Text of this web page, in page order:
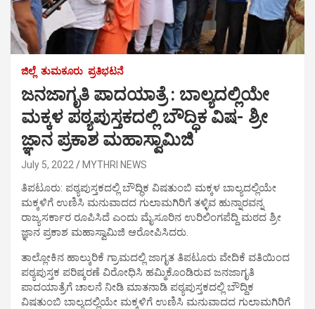
ಜಿಲ್ಲೆ ತುಮಕೂರು ಪ್ರತಿಭಟನೆ
ಜನಜಾಗೃತಿ ಪಾದಯಾತ್ರೆ : ಬಾಲ್ಯದಲ್ಲಿಯೇ
ಮಕ್ಕಳ ಪಠ್ಯಪುಸ್ತಕದಲ್ಲಿ ಬೌದ್ಧಿಕ ವಿಷ- ಶ್ರೀ
ಜ್ಞಾನ ಪ್ರಕಾಶ ಮಹಾಸ್ವಾಮಿಜಿ
July 5, 2022 MYTHRI NEWS
ತಿಪಟೂರು: ಪಠ್ಯಪುಸ್ತಕದಲ್ಲಿ ಬೌದ್ಧಿಕ ವಿಷತುಂಬಿ ಮಕ್ಕಳ ಬಾಲ್ಯದಲ್ಲಿಯೇ
ಮಕ್ಕಳಿಗೆ ಉಣಿಸಿ ಮನುವಾದದ ಗುಲಾಮಗಿರಿಗೆ ತಳ್ಳಿವ ಹುನ್ನಾರವನ್ನ
ರಾಜ್ಯಸರ್ಕಾರ ರೂಪಿಸಿದೆ ಎಂದು ಮೈಸೂರಿನ ಉರಿಲಿಂಗಪೆದ್ದಿ ಮಠದ ಶ್ರೀ
ಜ್ಞಾನ ಪ್ರಕಾಶ ಮಹಾಸ್ವಾಮಿಜಿ ಆರೋಪಿಸಿದರು.
ತಾಲ್ಲೋಕಿನ ಹಾಲ್ಕುರಿಕೆ ಗ್ರಾಮದಲ್ಲಿ ಜಾಗೃತ ತಿಪಟೂರು ವೇದಿಕೆ ವತಿಯಿಂದ
ಪಠ್ಯಪುಸ್ತಕ ಪರಿಷ್ಕರಣೆ ವಿರೋಧಿಸಿ ಹಮ್ಮಿಕೊಂಡಿರುವ ಜನಜಾಗೃತಿ
ಪಾದಯಾತ್ರೆಗೆ ಚಾಲನೆ ನೀಡಿ ಮಾತನಾಡಿ ಪಠ್ಯಪುಸ್ತಕದಲ್ಲಿ ಬೌದ್ದಿಕ
ವಿಷತುಂಬಿ ಬಾಲ್ಯದಲ್ಲಿಯೇ ಮಕ್ಕಳಿಗೆ ಉಣಿಸಿ ಮನುವಾದದ ಗುಲಾಮಗಿರಿಗೆ